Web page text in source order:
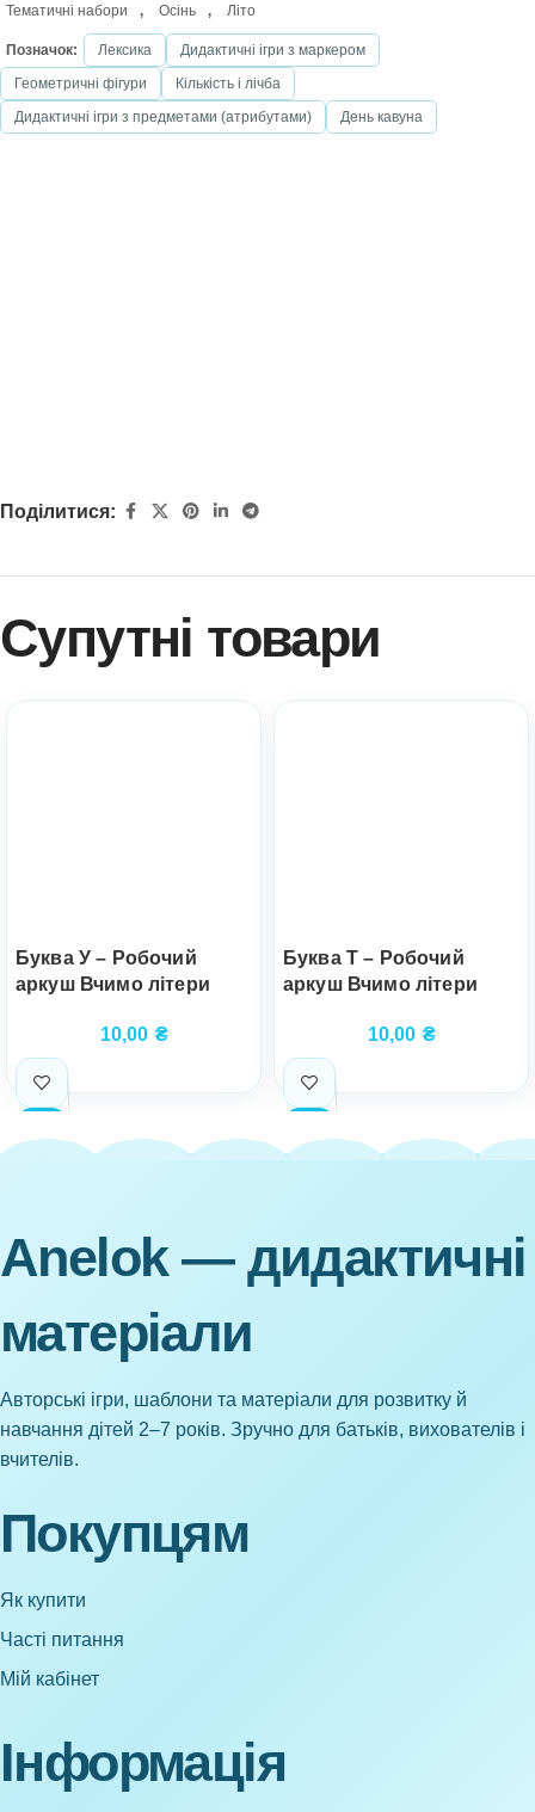
Тематичні набори
, Осінь , Літо
Позначок: Лексика
Дидактичні ігри з маркером
Геометричні фігури
Кількість і лічба
Дидактичні ігри з предметами (атрибутами)
День кавуна
Поділитися:
Супутні товари
Буква У – Робочий
аркуш Вчимо літери
10,00 ₴
Буква Т – Робочий
аркуш Вчимо літери
10,00 ₴
Anelok — дидактичні
матеріали
Авторські ігри, шаблони та матеріали для розвитку й
навчання дітей 2–7 років. Зручно для батьків, вихователів і
вчителів.
Покупцям
Як купити
Часті питання
Мій кабінет
Інформація